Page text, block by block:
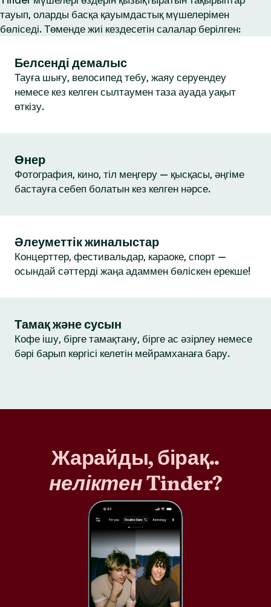
тауып, оларды басқа қауымдастық мүшелерімен
бөліседі. Төменде жиі кездесетін салалар берілген:
Белсенді демалыс
Тауға шығу, велосипед тебу, жаяу серуендеу
немесе кез келген сылтаумен таза ауада уақыт
өткізу.
Өнер
Фотография, кино, тіл меңгеру — қысқасы, әңгіме
бастауға себеп болатын кез келген нәрсе.
Әлеуметтік жиналыстар
Концерттер, фестивальдар, караоке, спорт —
осындай сәттерді жаңа адаммен бөліскен ерекше!
Тамақ және сусын
Кофе ішу, бірге тамақтану, бірге ас әзірлеу немесе
бәрі барып көргісі келетін мейрамханаға бару.
Жарайды, бірақ..
неліктенTinder?